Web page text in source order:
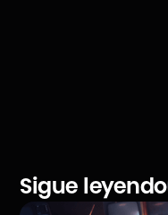
Sigue leyendo